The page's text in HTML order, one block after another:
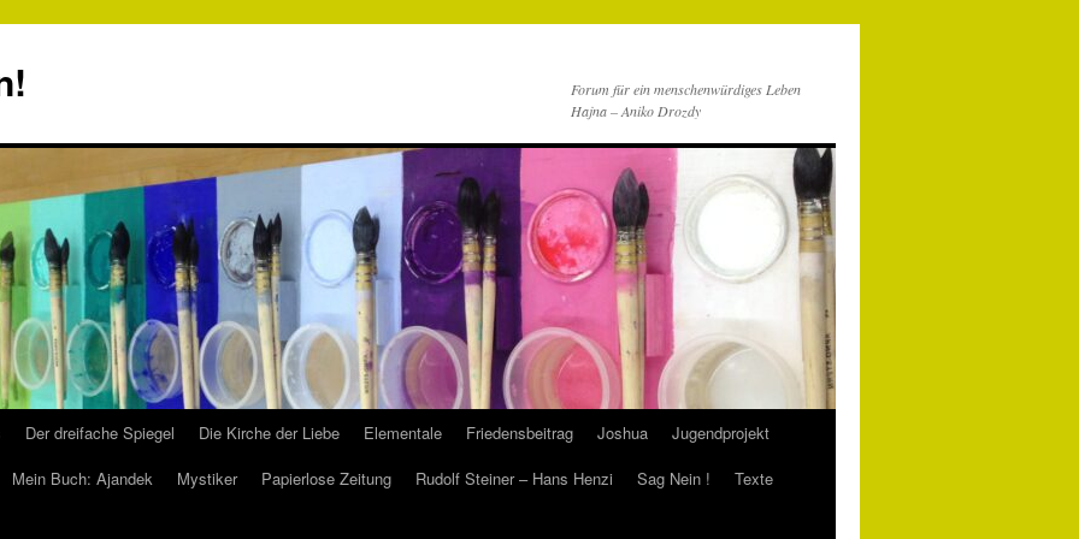
Forum für ein menschenwürdiges Leben
Hajna – Aniko Drozdy
Der dreifache Spiegel Die Kirche der Liebe Elementale Friedensbeitrag Joshua
Jugendprojekt
Mein Buch: Ajandek Mystiker Papierlose Zeitung Rudolf Steiner – Hans Henzi Sag Nein !
Texte